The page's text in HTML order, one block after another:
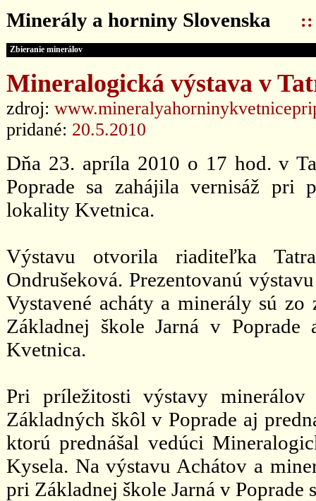
Minerály a horniny Slovenska ::
Zbieranie minerálov
Mineralogická výstava v
zdroj:
pridané: 20.5.2010
Dňa 23. apríla 2010 o 17 hod. v
Poprade sa zahájila vernisáž pri
lokality Kvetnica.
Výstavu otvorila riaditeľka
Ondrušeková. Prezentovanú
Vystavené acháty a minerály sú
Základnej škole Jarná v
Kvetnica.
Pri príležitosti výstavy
Základných škôl v Poprade aj
ktorú prednášal vedúci
Kysela. Na výstavu Achátov a
pri Základnej škole Jarná v